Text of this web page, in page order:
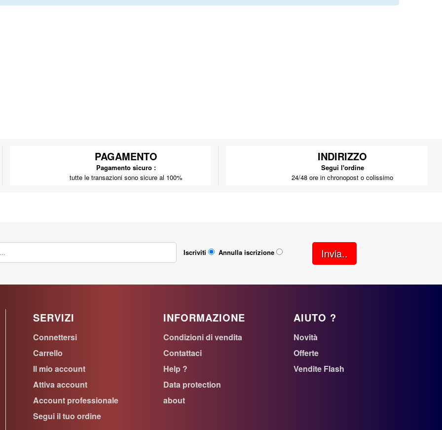
PAGAMENTO
Pagamento sicuro :
tutte le transazioni sono sicure al 100%
INDIRIZZO
Segui l'ordine
24/48 ore in chronopost o colissimo
Iscriviti Annulla iscrizione Invia..
SERVIZI
Connettersi
Carrello
Il mio account
Attiva account
Account professionale
Segui il tuo ordine
INFORMAZIONE
Condizioni di vendita
Contattaci
Help ?
Data protection
about
AIUTO ?
Novità
Offerte
Vendite Flash